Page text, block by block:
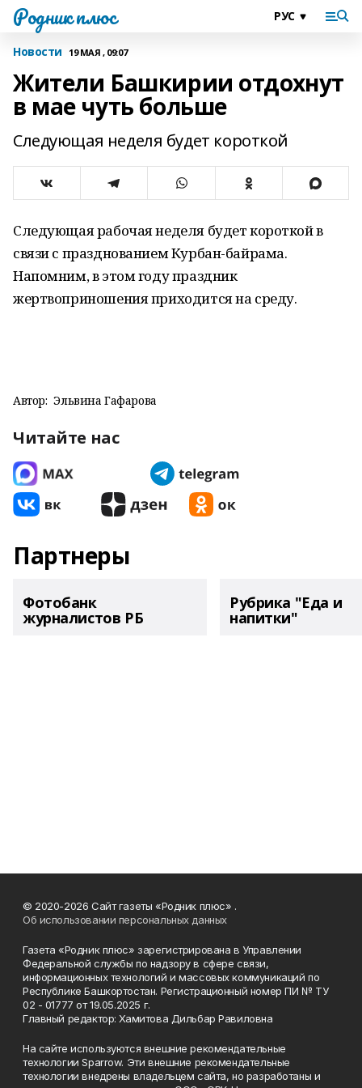
Родник плюс
Новости 19 МАЯ , 09:07
Жители Башкирии отдохнут
в мае чуть больше
Следующая неделя будет короткой
Следующая рабочая неделя будет короткой в
связи с празднованием Курбан-байрама.
Напомним, в этом году праздник
жертвоприношения приходится на среду.
Автор: Эльвина Гафарова
Читайте нас
Партнеры
Фотобанк
журналистов РБ
Рубрика "Еда и
напитки"
© 2020-2026 Сайт газеты «Родник плюс» .
Об использовании персональных данных
Газета «Родник плюс» зарегистрирована в Управлении
Федеральной службы по надзору в сфере связи,
информационных технологий и массовых коммуникаций по
Республике Башкортостан. Регистрационный номер ПИ № ТУ
02 - 01777 от 19.05.2025 г.
Главный редактор: Хамитова Дильбар Равиловна
На сайте используются внешние рекомендательные
технологии Sparrow. Эти внешние рекомендательные
технологии внедрены владельцем сайта, но разработаны и